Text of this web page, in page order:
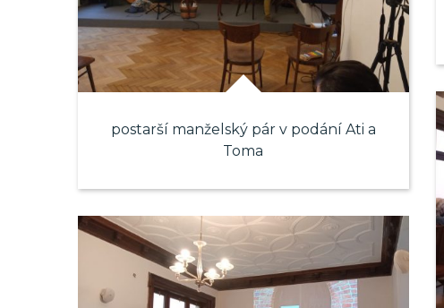
postarší manželský pár v podání Ati a
Toma